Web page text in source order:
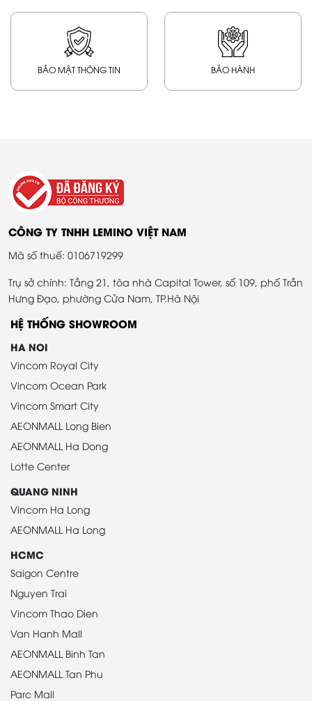
BẢO MẬT THÔNG TIN BẢO HÀNH
CÔNG TY TNHH LEMINO VIỆT NAM
Mã số thuế: 0106719299
Trụ sở chính: Tầng 21, tòa nhà Capital Tower, số 109, phố Trần
Hưng Đạo, phường Cửa Nam, TP.Hà Nội
HỆ THỐNG SHOWROOM
HA NOI
Vincom Royal City
Vincom Ocean Park
Vincom Smart City
AEONMALL Long Bien
AEONMALL Ha Dong
Lotte Center
QUANG NINH
Vincom Ha Long
AEONMALL Ha Long
HCMC
Saigon Centre
Nguyen Trai
Vincom Thao Dien
Van Hanh Mall
AEONMALL Binh Tan
AEONMALL Tan Phu
Parc Mall